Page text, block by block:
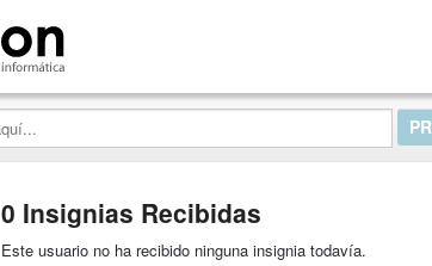
0 Insignias Recibidas
Este usuario no ha recibido ninguna insignia todavía.